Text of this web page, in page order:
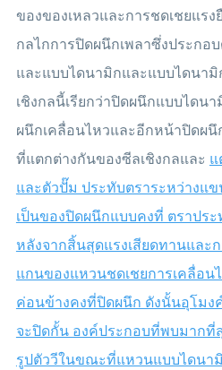
ของของเหลวและการชดเชยแร
กลไกการปิดผนึกเพลาซึ่งประก
และแบบไดนามิกและแบบไดนา
เชิงกลนี้เรียกว่าปิดผนึกแบบไดน
ผนึกเคลื่อนไหวและอีกหน้าปิดผ
ที่แตกต่างกันของซีลเชิงกลและ แ
และตัวปั๊ม ประทับตราระหว่างแ
เป็นของปิดผนึกแบบคงที่ ตราปร
หลังจากสิ้นสุดแรงเสียดทานและ
แกนของแหวนชดเชยการเคลื่อน
ค่อนข้างคงที่ปิดผนึก ดังนั้นอุโมง
จะปิดกั้น องค์ประกอบที่พบมากที่
รูปตัววีในขณะที่แหวนแบบไดนา